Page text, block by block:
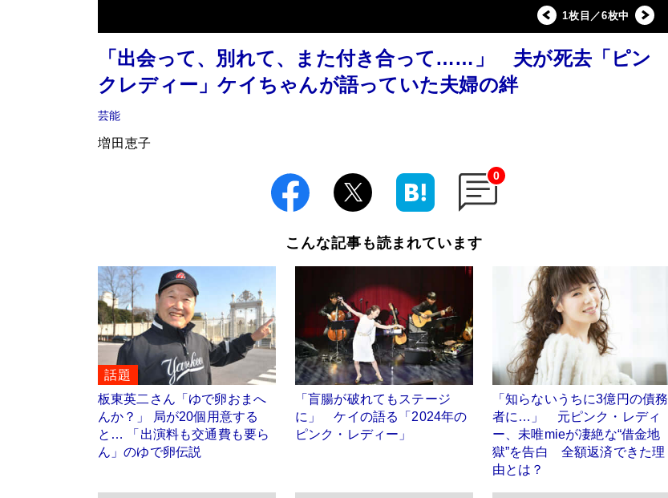
1枚目／6枚中
「出会って、別れて、また付き合って……」 夫が死去「ピン
クレディー」ケイちゃんが語っていた夫婦の絆
芸能
増田恵子
0
こんな記事も読まれています
話題
板東英二さん「ゆで卵おまへ
んか？」 局が20個用意する
と… 「出演料も交通費も要ら
ん」のゆで卵伝説
「盲腸が破れてもステージ
に」 ケイの語る「2024年の
ピンク・レディー」
「知らないうちに3億円の債務
者に…」 元ピンク・レディ
ー、未唯mieが凄絶な“借金地
獄”を告白 全額返済できた理
由とは？